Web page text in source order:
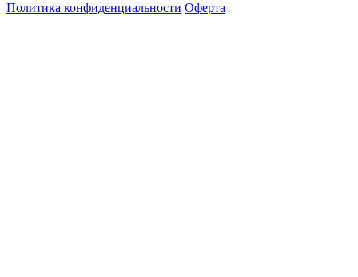
Политика конфиденциальности Оферта